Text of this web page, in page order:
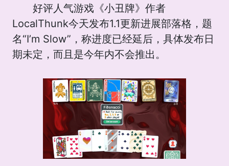
好评人气游戏《小丑牌》作者
LocalThunk今天发布1.1更新进展部落格，题
名“I’m Slow”，称进度已经延后，具体发布日
期未定，而且是今年内不会推出。